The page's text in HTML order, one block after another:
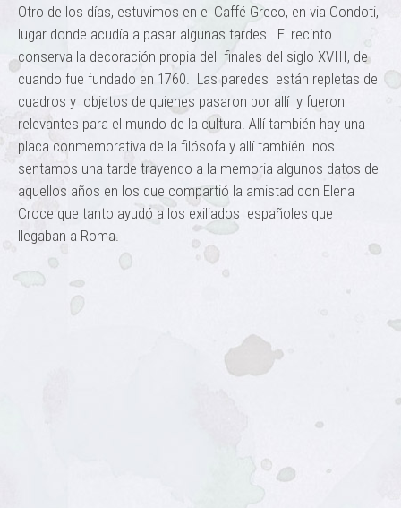
Otro de los días, estuvimos en el Caffé Greco, en via Condoti,
lugar donde acudía a pasar algunas tardes . El recinto
conserva la decoración propia del finales del siglo XVIII, de
cuando fue fundado en 1760. Las paredes están repletas de
cuadros y objetos de quienes pasaron por allí y fueron
relevantes para el mundo de la cultura. Allí también hay una
placa conmemorativa de la filósofa y allí también nos
sentamos una tarde trayendo a la memoria algunos datos de
aquellos años en los que compartió la amistad con Elena
Croce que tanto ayudó a los exiliados españoles que
llegaban a Roma.